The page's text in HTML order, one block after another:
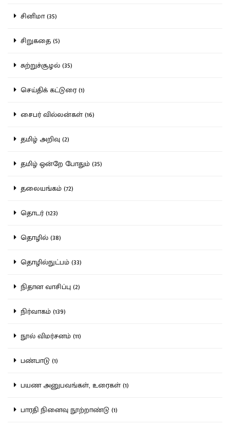
சினிமா (35)
சிறுகதை (5)
சுற்றுச்சூழல் (35)
செய்திக் கட்டுரை (1)
சைபர் வில்லன்கள் (16)
தமிழ் அறிவு (2)
தமிழ் ஒன்றே போதும் (35)
தலையங்கம் (72)
தொடர் (123)
தொழில் (38)
தொழில்நுட்பம் (33)
நிதான வாசிப்பு (2)
நிர்வாகம் (139)
நூல் விமர்சனம் (11)
பண்பாடு (1)
பயண அனுபவங்கள், உரைகள் (1)
பாரதி நினைவு நூற்றாண்டு (1)